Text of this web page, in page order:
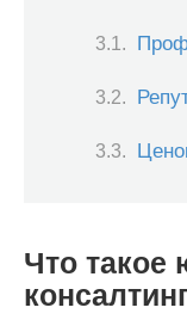
Что такое